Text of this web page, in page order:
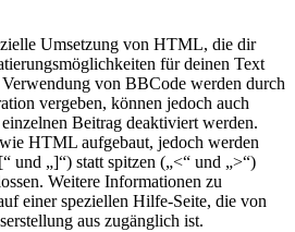
Umsetzung von HTML, die dir
für deinen Text
von BBCode werden durch
vergeben, können jedoch auch
Beitrag deaktiviert werden.
HTML aufgebaut, jedoch werden
und „]“) statt spitzen („<“ und „>“)
Weitere Informationen zu
einer speziellen Hilfe-Seite, die von
aus zugänglich ist.